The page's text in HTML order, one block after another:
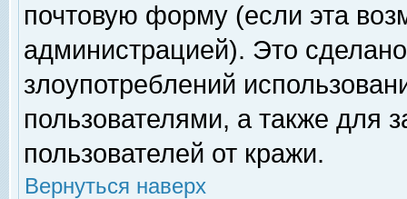
почтовую форму (если эта
администрацией). Это
злоупотреблений
пользователями, а также для
пользователей от кражи.
Вернуться наверх